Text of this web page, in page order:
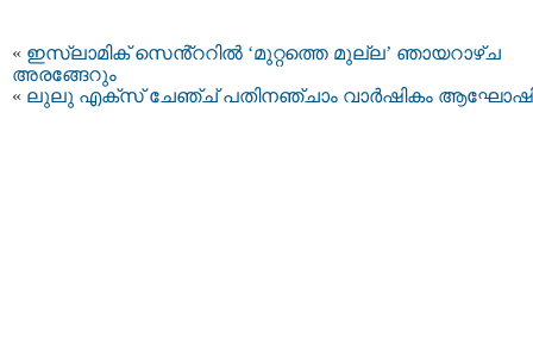
« ഇസ്ലാമിക് സെൻ്ററിൽ ‘മുറ്റത്തെ മുല്ല’ ഞായറാഴ്ച
അരങ്ങേറും
« ലുലു എക്സ് ചേഞ്ച് പതിനഞ്ചാം വാർഷികം